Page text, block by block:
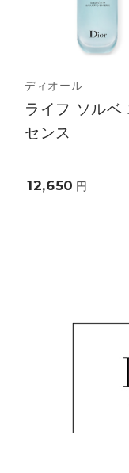
ディオール
ライフ ソルベ
センス
12,650 円